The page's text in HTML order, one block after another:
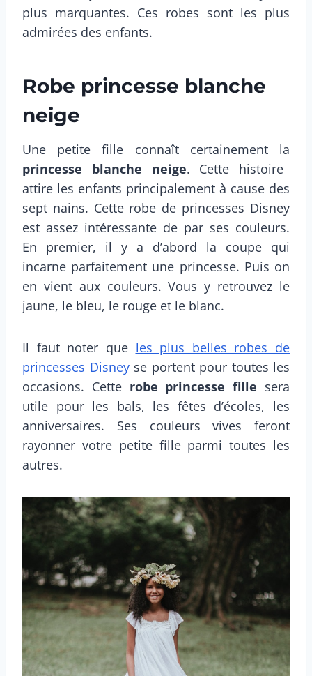
plus marquantes. Ces robes sont les plus
admirées des enfants.
Robe princesse blanche
neige
Une petite fille connaît certainement la
princesse blanche neige. Cette histoire
attire les enfants principalement à cause des
sept nains. Cette robe de princesses Disney
est assez intéressante de par ses couleurs.
En premier, il y a d’abord la coupe qui
incarne parfaitement une princesse. Puis on
en vient aux couleurs. Vous y retrouvez le
jaune, le bleu, le rouge et le blanc.
Il faut noter que les plus belles robes de
princesses Disneyse portent pour toutes les
occasions. Cette robe princesse fille sera
utile pour les bals, les fêtes d’écoles, les
anniversaires. Ses couleurs vives feront
rayonner votre petite fille parmi toutes les
autres.